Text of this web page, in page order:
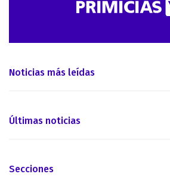
Noticias más leídas
Últimas noticias
Secciones